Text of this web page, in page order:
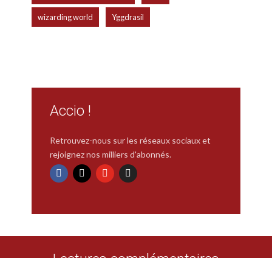
wizarding world Yggdrasil
Accio !
Retrouvez-nous sur les réseaux sociaux et
rejoignez nos milliers d'abonnés.